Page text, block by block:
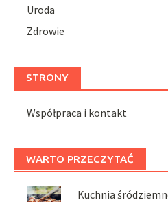
Uroda
Zdrowie
STRONY
Współpraca i kontakt
WARTO PRZECZYTAĆ
Kuchnia